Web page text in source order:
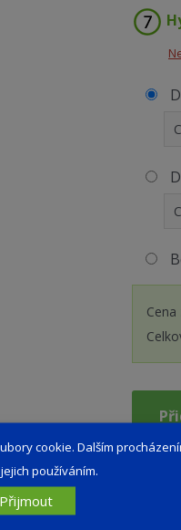
cookie. Dalším
používáním.
Přijmout